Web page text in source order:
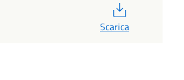
Scarica